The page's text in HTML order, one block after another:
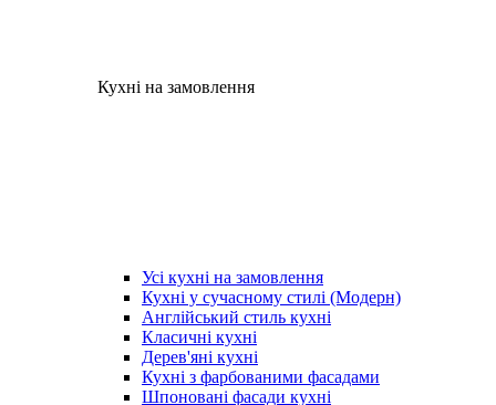
Кухні на замовлення
Усі кухні на замовлення
Кухні у сучасному стилі (Модерн)
Англійський стиль кухні
Класичні кухні
Дерев'яні кухні
Кухні з фарбованими фасадами
Шпоновані фасади кухні